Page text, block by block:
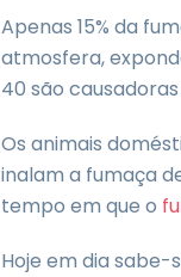
Apenas 15% da
atmosfera,
40 são
Os animais
inalam a fumaça
tempo em que o
Hoje em dia sabe-